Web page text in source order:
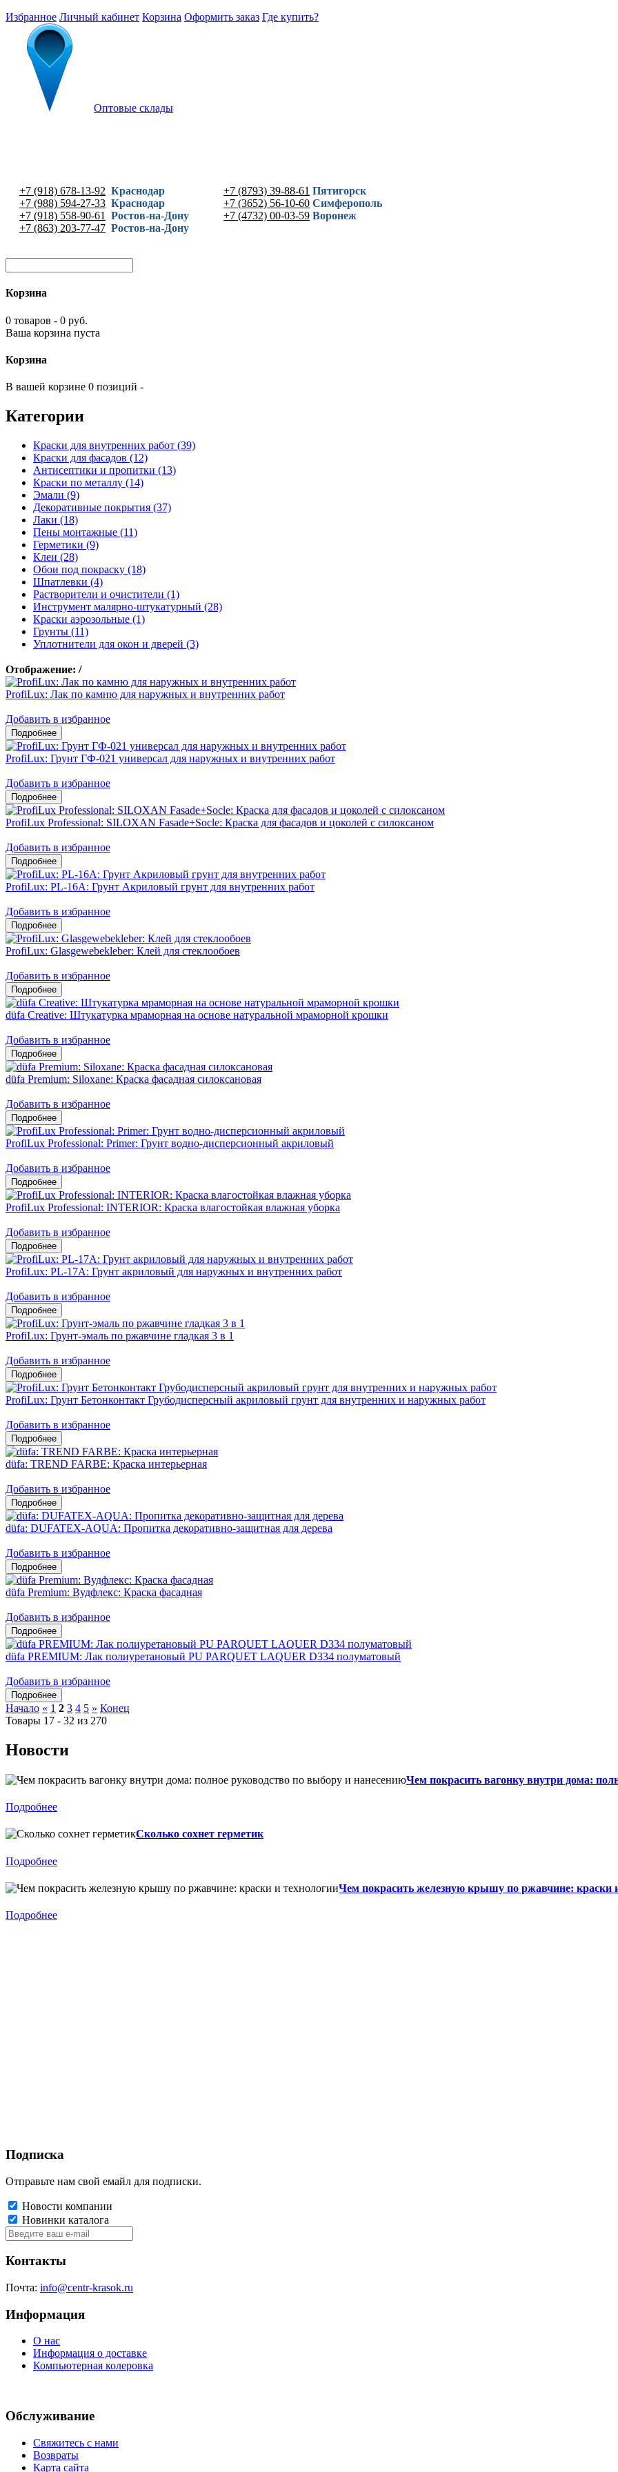
Избранное Личный кабинет Корзина Оформить заказ Где купить?
Оптовые склады
+7 (918) 678-13-92 Краснодар
+7 (988) 594-27-33 Краснодар
+7 (918) 558-90-61
Ростов-на-Дону
+7 (863) 203-77-47 Ростов-на-Дону
+7 (8793) 39-88-61 Пятигорск
+7 (3652) 56-10-60 Симферополь
+7 (4732) 00-03-59 Воронеж
Корзина
0 товаров - 0 руб.
Ваша корзина пуста
Корзина
В вашей корзине 0 позиций -
Категории
Краски для внутренних работ (39)
Краски для фасадов (12)
Антисептики и пропитки (13)
Краски по металлу (14)
Эмали (9)
Декоративные покрытия (37)
Лаки (18)
Пены монтажные (11)
Герметики (9)
Клеи (28)
Обои под покраску (18)
Шпатлевки (4)
Растворители и очистители (1)
Инструмент малярно-штукатурный (28)
Краски аэрозольные (1)
Грунты (11)
Уплотнители для окон и дверей (3)
Отображение: /
ProfiLux: Лак по камню для наружных и внутренних работ
Добавить в избранное
ProfiLux: Грунт ГФ-021 универсал для наружных и внутренних работ
Добавить в избранное
ProfiLux Professional: SILOXAN Fasade+Socle: Краска для фасадов и цоколей c силоксаном
Добавить в избранное
ProfiLux: PL-16A: Грунт Акриловый грунт для внутренних работ
Добавить в избранное
ProfiLux: Glasgewebekleber: Клей для стеклообоев
Добавить в избранное
düfa Creative: Штукатурка мраморная на основе натуральной мраморной крошки
Добавить в избранное
düfa Premium: Siloxane: Краска фасадная силоксановая
Добавить в избранное
ProfiLux Professional: Primer: Грунт водно-дисперсионный акриловый
Добавить в избранное
ProfiLux Professional: INTERIOR: Краска влагостойкая влажная уборка
Добавить в избранное
ProfiLux: PL-17A: Грунт акриловый для наружных и внутренних работ
Добавить в избранное
ProfiLux: Грунт-эмаль по ржавчине гладкая 3 в 1
Добавить в избранное
ProfiLux: Грунт Бетонконтакт Грубодисперсный акриловый грунт для внутренних и наружных работ
Добавить в избранное
düfa: TREND FARBE: Краска интерьерная
Добавить в избранное
düfa: DUFATEX-AQUA: Пропитка декоративно-защитная для дерева
Добавить в избранное
düfa Premium: Вудфлекс: Краска фасадная
Добавить в избранное
düfa PREMIUM: Лак полиуретановый PU PARQUET LAQUER D334 полуматовый
Добавить в избранное
Начало « 1 2 3 4 5 » Конец
Товары 17 - 32 из 270
Новости
Чем покрасить вагонку внутри дома:
Подробнее
Сколько сохнет герметик
Подробнее
Чем покрасить железную крышу по ржавчине: краски
Подробнее
Подписка
Отправьте нам свой емайл для подписки.
Новости компании
Новинки каталога
Контакты
Почта: info@centr-krasok.ru
Информация
О нас
Информация о доставке
Компьютерная колеровка
Обслуживание
Свяжитесь с нами
Возвраты
Карта сайта